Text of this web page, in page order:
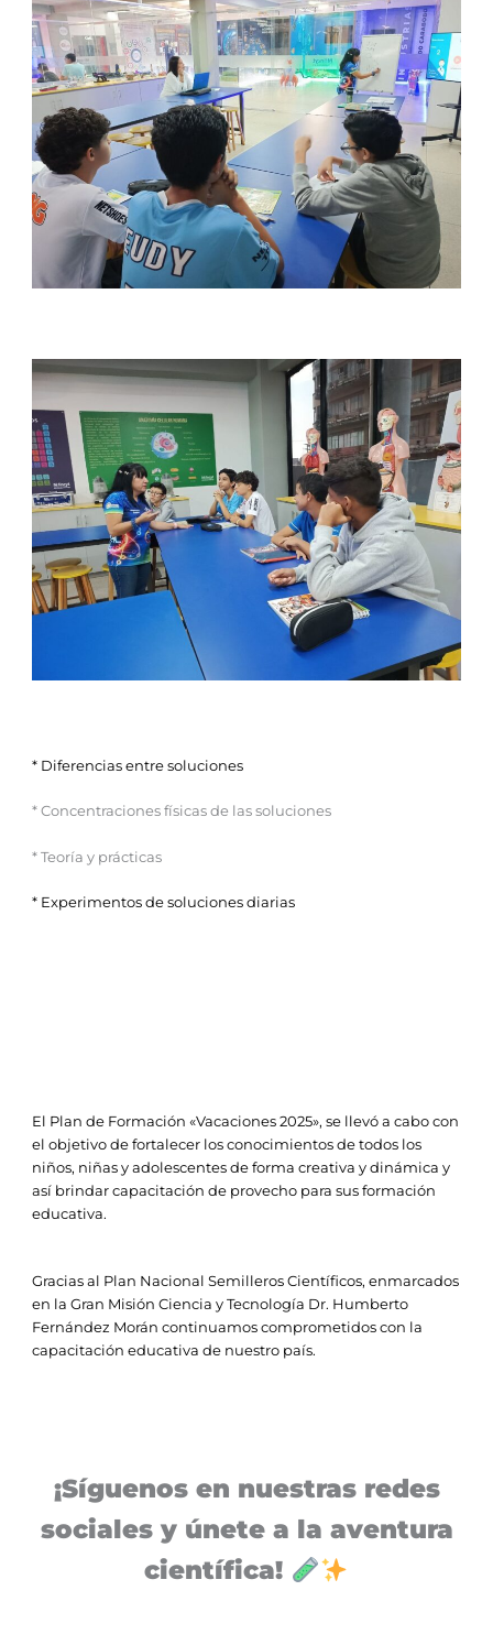
* Diferencias entre soluciones
* Concentraciones físicas de las soluciones
* Teoría y prácticas
* Experimentos de soluciones diarias
El Plan de Formación «Vacaciones 2025», se llevó a cabo con
el objetivo de fortalecer los conocimientos de todos los
niños, niñas y adolescentes de forma creativa y dinámica y
así brindar capacitación de provecho para sus formación
educativa.
Gracias al Plan Nacional Semilleros Científicos, enmarcados
en la Gran Misión Ciencia y Tecnología Dr. Humberto
Fernández Morán continuamos comprometidos con la
capacitación educativa de nuestro país.
¡Síguenos en nuestras redes
sociales y únete a la aventura
científica!